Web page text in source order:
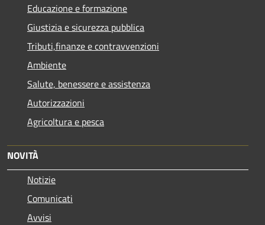
Educazione e formazione
Giustizia e sicurezza pubblica
Tributi,finanze e contravvenzioni
Ambiente
Salute, benessere e assistenza
Autorizzazioni
Agricoltura e pesca
NOVITÀ
Notizie
Comunicati
Avvisi